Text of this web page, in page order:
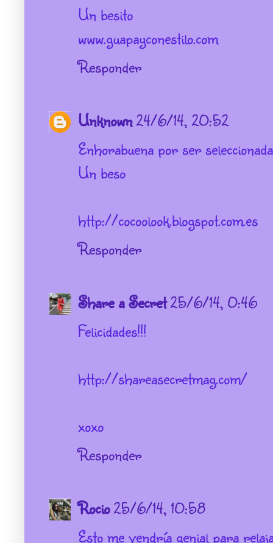
Un besito
www.guapayconestilo.com
Responder
Unknown24/6/14, 20:52
Enhorabuena por ser
Un beso
http://cocoolook.blogspot.com.es
Responder
Share a Secret25/6/14, 0:46
Felicidades!!!
http://shareasecretmag.com/
xoxo
Responder
Rocio25/6/14, 10:58
Esto me vendría genial para